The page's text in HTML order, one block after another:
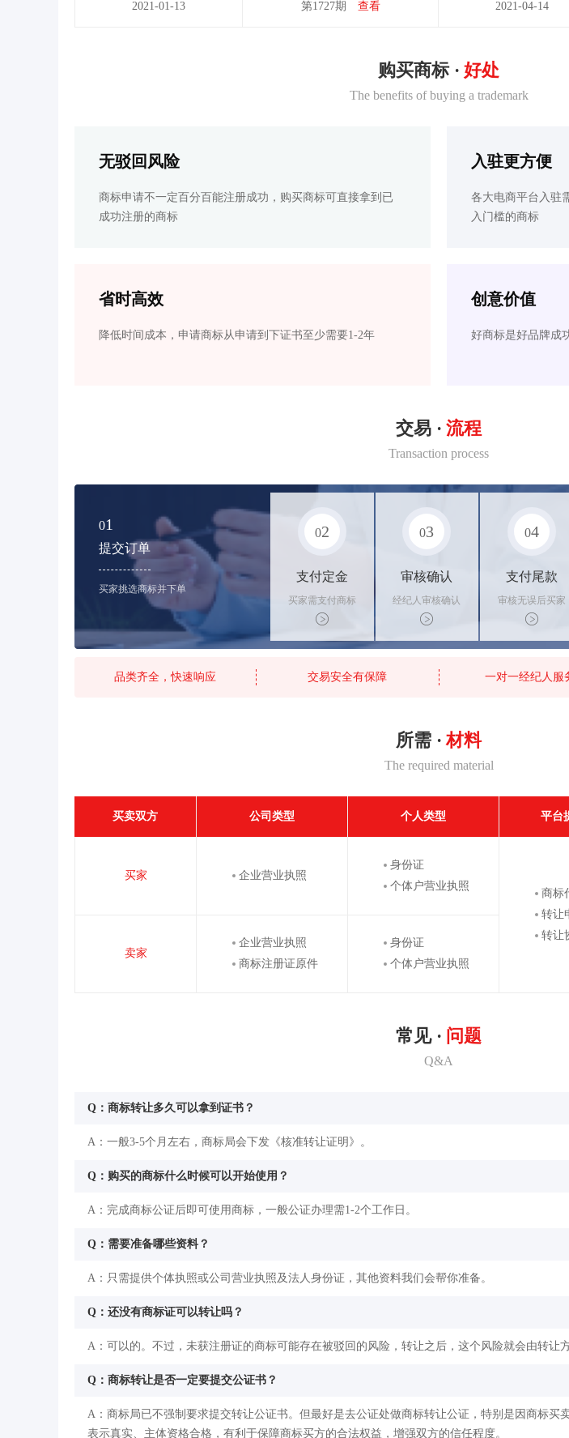
2021-01-13 第1727期 查看 2021-04-14
购买商标 · 好处
The benefits of buying a trademark
无驳回风险
商标申请不一定百分百能注册成功，购买商标可直接拿到已
成功注册的商标
入驻更方便
各大电商平台入驻
入门槛的商标
省时高效
降低时间成本，申请商标从申请到下证书至少需要1-2年
创意价值
好商标是好品牌成
交易 · 流程
Transaction process
01
提交订单
买家挑选商标并下单
02
支付定金
买家需支付商标
标价的25%的购
买订金
03
审核确认
经纪人审核确认
商标状态
04
支付尾款
审核无误后买家
支付尾款，卖家
办理相关手续
品类齐全，快速响应 交易安全有保障 一对一经纪人服
所需 · 材料
The required material
买卖双方 公司类型 个人类型 平台
买家 企业营业执照
身份证
个体户营业执照
商标
转让
转让
卖家
企业营业执照
商标注册证原件
身份证
个体户营业执照
常见 · 问题
Q&A
Q：商标转让多久可以拿到证书？
A：一般3-5个月左右，商标局会下发《核准转让证明》。
Q：购买的商标什么时候可以开始使用？
A：完成商标公证后即可使用商标，一般公证办理需1-2个工作日。
Q：需要准备哪些资料？
A：只需提供个体执照或公司营业执照及法人身份证，其他资料我们会帮你准备。
Q：还没有商标证可以转让吗？
A：可以的。不过，未获注册证的商标可能存在被驳回的风险，转让之后，这个风险就会由转让
Q：商标转让是否一定要提交公证书？
A：商标局已不强制要求提交转让公证书。但最好是去公证处做商标转让公证，特别是因商标买
表示真实、主体资格合格，有利于保障商标买方的合法权益，增强双方的信任程度。